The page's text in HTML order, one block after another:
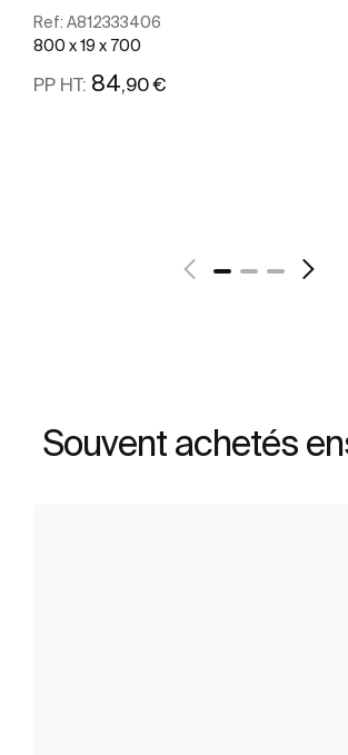
Ref: A812333406
800 x 19 x 700
PP HT: 84 ,90 €
Souvent achetés